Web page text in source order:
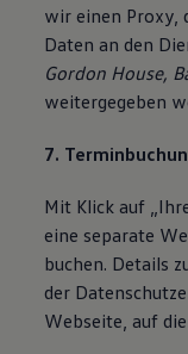
wir einen Proxy,
Daten an den
Gordon House,
weitergegeben
7.
Mit Klick auf
eine separate
buchen. Details
der
Webseite, auf